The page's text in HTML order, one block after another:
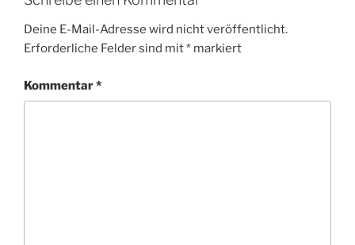
Deine E-Mail-Adresse wird nicht veröffentlicht.
Erforderliche Felder sind mit* markiert
Kommentar*